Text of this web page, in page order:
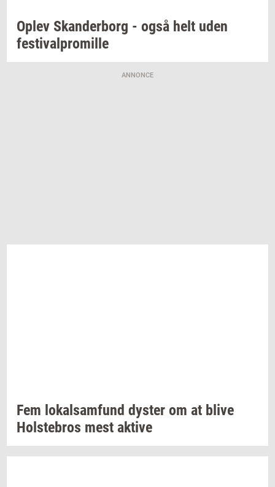
Oplev Skan­der­borg - også helt uden
festi­val­pro­mil­le
ANNONCE
Fem lo­kal­sam­fund dy­ster om at blive
Holste­bros mest ak­ti­ve